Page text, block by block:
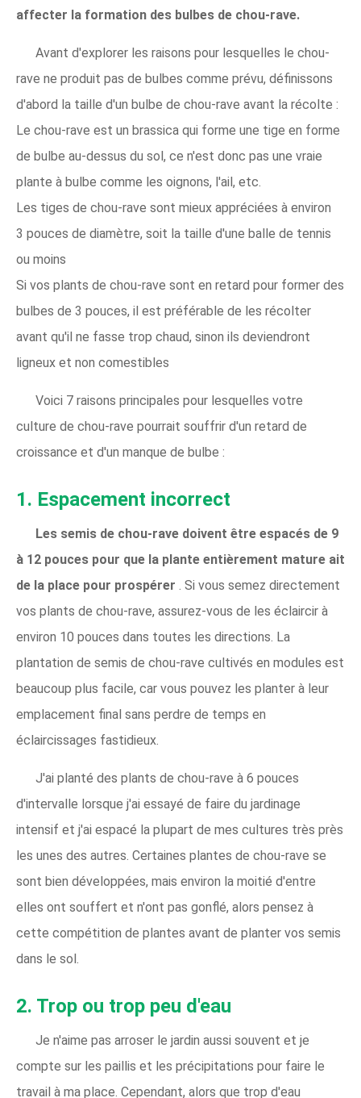
affecter la formation des bulbes de chou-rave.
Avant d'explorer les raisons pour lesquelles le chou-
rave ne produit pas de bulbes comme prévu, définissons
d'abord la taille d'un bulbe de chou-rave avant la récolte :
Le chou-rave est un brassica qui forme une tige en forme
de bulbe au-dessus du sol, ce n'est donc pas une vraie
plante à bulbe comme les oignons, l'ail, etc.
Les tiges de chou-rave sont mieux appréciées à environ
3 pouces de diamètre, soit la taille d'une balle de tennis
ou moins
Si vos plants de chou-rave sont en retard pour former des
bulbes de 3 pouces, il est préférable de les récolter
avant qu'il ne fasse trop chaud, sinon ils deviendront
ligneux et non comestibles
Voici 7 raisons principales pour lesquelles votre
culture de chou-rave pourrait souffrir d'un retard de
croissance et d'un manque de bulbe :
1. Espacement incorrect
Les semis de chou-rave doivent être espacés de 9
à 12 pouces pour que la plante entièrement mature ait
de la place pour prospérer . Si vous semez directement
vos plants de chou-rave, assurez-vous de les éclaircir à
environ 10 pouces dans toutes les directions. La
plantation de semis de chou-rave cultivés en modules est
beaucoup plus facile, car vous pouvez les planter à leur
emplacement final sans perdre de temps en
éclaircissages fastidieux.
J'ai planté des plants de chou-rave à 6 pouces
d'intervalle lorsque j'ai essayé de faire du jardinage
intensif et j'ai espacé la plupart de mes cultures très près
les unes des autres. Certaines plantes de chou-rave se
sont bien développées, mais environ la moitié d'entre
elles ont souffert et n'ont pas gonflé, alors pensez à
cette compétition de plantes avant de planter vos semis
dans le sol.
2. Trop ou trop peu d'eau
Je n'aime pas arroser le jardin aussi souvent et je
compte sur les paillis et les précipitations pour faire le
travail à ma place. Cependant, alors que trop d'eau